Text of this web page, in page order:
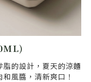
的設計，夏天的涼麵
風醬，清新爽口！